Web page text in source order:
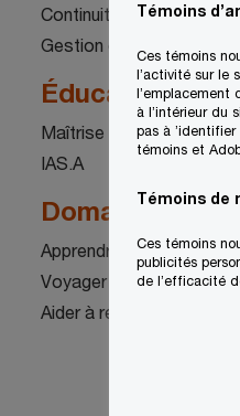
Continuité des affaires
Gestion de crises
Éducation
Maîtrise en sciences
IAS.A
Domaine
Apprendre
Voyager
Aider à résoudre des
Témoins
Ces témoins
l’activité sur le
l’emplacement
à l’intérieur du
pas à
témoins et
Témoins de
Ces témoins
publicités
de l’efficacité